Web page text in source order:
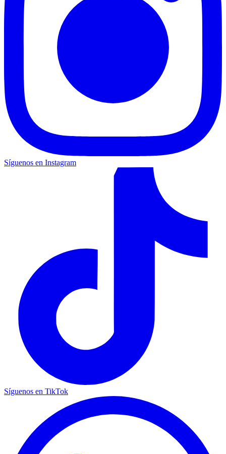
Síguenos en Instagram
Síguenos en TikTok